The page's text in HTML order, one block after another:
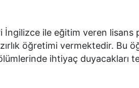
ile eğitim veren lisans
öğretimi vermektedir. Bu
ihtiyaç duyacakları